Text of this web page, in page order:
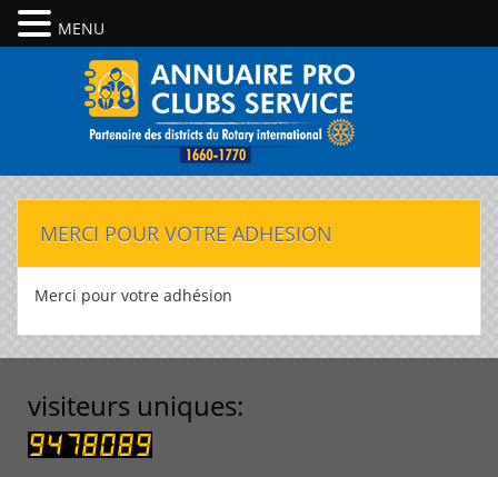
MERCI POUR VOTRE ADHESION
Merci pour votre adhésion
visiteurs uniques:
MENU